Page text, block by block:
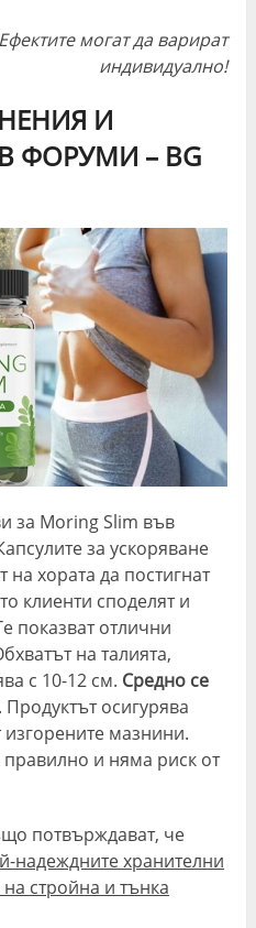
Ефектите могат да варират
индивидуално!
И
ФОРУМИ – BG
за Moring Slim във
за ускоряване
хората да постигнат
клиенти споделят и
показват отлични
на талията,
с 10-12 см. Средно се
Продуктът осигурява
мазнини.
и няма риск от
потвърждават, че
надеждните хранителни
стройна и тънка